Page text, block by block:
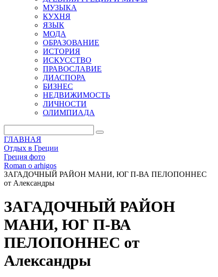
МУЗЫКА
КУХНЯ
ЯЗЫК
МОДА
ОБРАЗОВАНИЕ
ИСТОРИЯ
ИСКУССТВО
ПРАВОСЛАВИЕ
ДИАСПОРА
БИЗНЕС
НЕДВИЖИМОСТЬ
ЛИЧНОСТИ
ОЛИМПИАДА
ГЛАВНАЯ
Отдых в Греции
Греция фото
Roman o arhigos
ЗАГАДОЧНЫЙ РАЙОН МАНИ, ЮГ П-ВА ПЕЛОПОННЕС
от Александры
ЗАГАДОЧНЫЙ РАЙОН
МАНИ, ЮГ П-ВА
ПЕЛОПОННЕС от
Александры